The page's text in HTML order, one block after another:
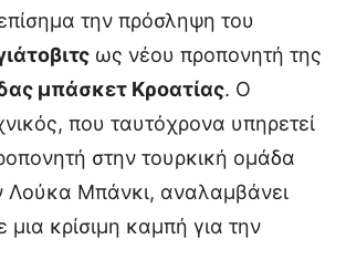
την πρόσληψη του
ως νέου προπονητή της
μπάσκετ Κροατίας. Ο
που ταυτόχρονα υπηρετεί
στην τουρκική ομάδα
Λούκα Μπάνκι, αναλαμβάνει
κρίσιμη καμπή για την